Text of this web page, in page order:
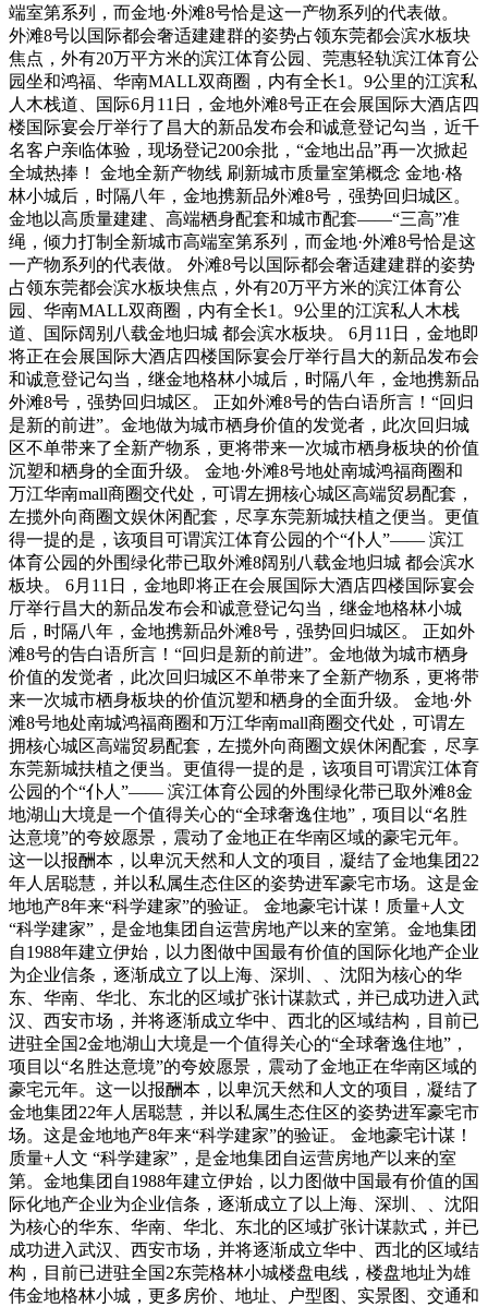
端室第系列，而金地·外滩8号恰是这一产物系列的代表做。
外滩8号以国际都会奢适建建群的姿势占领东莞都会滨水板块
焦点，外有20万平方米的滨江体育公园、莞惠轻轨滨江体育公
园坐和鸿福、华南MALL双商圈，内有全长1。9公里的江滨私
人木栈道、国际6月11日，金地外滩8号正在会展国际大酒店四
楼国际宴会厅举行了昌大的新品发布会和诚意登记勾当，近千
名客户亲临体验，现场登记200余批，“金地出品”再一次掀起
全城热捧！ 金地全新产物线 刷新城市质量室第概念 金地·格
林小城后，时隔八年，金地携新品外滩8号，强势回归城区。
金地以高质量建建、高端栖身配套和城市配套——“三高”准
绳，倾力打制全新城市高端室第系列，而金地·外滩8号恰是这
一产物系列的代表做。 外滩8号以国际都会奢适建建群的姿势
占领东莞都会滨水板块焦点，外有20万平方米的滨江体育公
园、华南MALL双商圈，内有全长1。9公里的江滨私人木栈
道、国际阔别八载金地归城 都会滨水板块。 6月11日，金地即
将正在会展国际大酒店四楼国际宴会厅举行昌大的新品发布会
和诚意登记勾当，继金地格林小城后，时隔八年，金地携新品
外滩8号，强势回归城区。 正如外滩8号的告白语所言！“回归
是新的前进”。金地做为城市栖身价值的发觉者，此次回归城
区不单带来了全新产物系，更将带来一次城市栖身板块的价值
沉塑和栖身的全面升级。 金地·外滩8号地处南城鸿福商圈和
万江华南mall商圈交代处，可谓左拥核心城区高端贸易配套，
左揽外向商圈文娱休闲配套，尽享东莞新城扶植之便当。更值
得一提的是，该项目可谓滨江体育公园的个“仆人”—— 滨江
体育公园的外围绿化带已取外滩8阔别八载金地归城 都会滨水
板块。 6月11日，金地即将正在会展国际大酒店四楼国际宴会
厅举行昌大的新品发布会和诚意登记勾当，继金地格林小城
后，时隔八年，金地携新品外滩8号，强势回归城区。 正如外
滩8号的告白语所言！“回归是新的前进”。金地做为城市栖身
价值的发觉者，此次回归城区不单带来了全新产物系，更将带
来一次城市栖身板块的价值沉塑和栖身的全面升级。 金地·外
滩8号地处南城鸿福商圈和万江华南mall商圈交代处，可谓左
拥核心城区高端贸易配套，左揽外向商圈文娱休闲配套，尽享
东莞新城扶植之便当。更值得一提的是，该项目可谓滨江体育
公园的个“仆人”—— 滨江体育公园的外围绿化带已取外滩8金
地湖山大境是一个值得关心的“全球奢逸住地”，项目以“名胜
达意境”的夸姣愿景，震动了金地正在华南区域的豪宅元年。
这一以报酬本，以卑沉天然和人文的项目，凝结了金地集团22
年人居聪慧，并以私属生态住区的姿势进军豪宅市场。这是金
地地产8年来“科学建家”的验证。 金地豪宅计谋！质量+人文
“科学建家”，是金地集团自运营房地产以来的室第。金地集团
自1988年建立伊始，以力图做中国最有价值的国际化地产企业
为企业信条，逐渐成立了以上海、深圳、、沈阳为核心的华
东、华南、华北、东北的区域扩张计谋款式，并已成功进入武
汉、西安市场，并将逐渐成立华中、西北的区域结构，目前已
进驻全国2金地湖山大境是一个值得关心的“全球奢逸住地”，
项目以“名胜达意境”的夸姣愿景，震动了金地正在华南区域的
豪宅元年。这一以报酬本，以卑沉天然和人文的项目，凝结了
金地集团22年人居聪慧，并以私属生态住区的姿势进军豪宅市
场。这是金地地产8年来“科学建家”的验证。 金地豪宅计谋！
质量+人文 “科学建家”，是金地集团自运营房地产以来的室
第。金地集团自1988年建立伊始，以力图做中国最有价值的国
际化地产企业为企业信条，逐渐成立了以上海、深圳、、沈阳
为核心的华东、华南、华北、东北的区域扩张计谋款式，并已
成功进入武汉、西安市场，并将逐渐成立华中、西北的区域结
构，目前已进驻全国2东莞格林小城楼盘电线，楼盘地址为雄
伟金地格林小城，更多房价、地址、户型图、实景图、交通和